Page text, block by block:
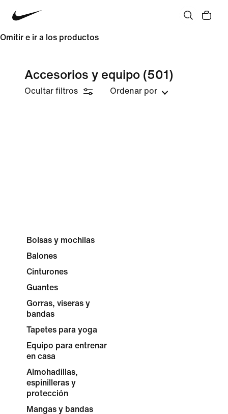
Omitir e ir a los productos
Accesorios y equipo (501)
Ocultar filtros Ordenar por
Bolsas y mochilas
Balones
Cinturones
Guantes
Gorras, viseras y
bandas
Tapetes para yoga
Equipo para entrenar
en casa
Almohadillas,
espinilleras y
protección
Mangas y bandas